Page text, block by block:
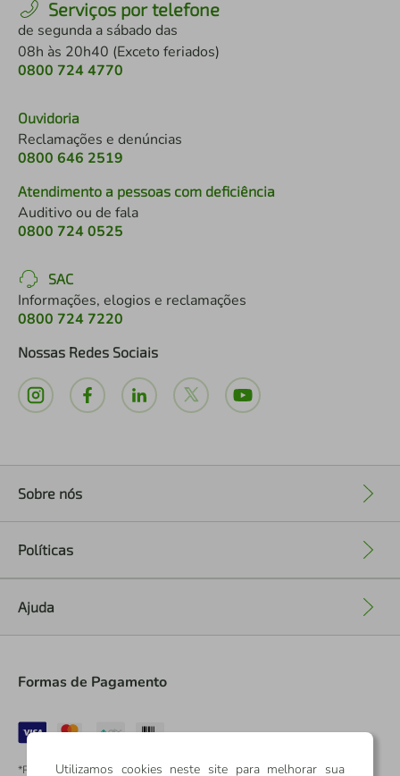
Serviços por telefone
de segunda a sábado das
08h às 20h40 (Exceto feriados)
0800 724 4770
Ouvidoria
Reclamações e denúncias
0800 646 2519
Atendimento a pessoas com deficiência
Auditivo ou de fala
0800 724 0525
SAC
Informações, elogios e reclamações
0800 724 7220
Nossas Redes Sociais
Sobre nós
Políticas
Ajuda
Formas de Pagamento
*Pontos dos Cartões Sicredi
Utilizamos cookies neste site para melhorar sua